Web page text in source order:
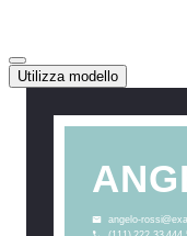
Utilizza modello